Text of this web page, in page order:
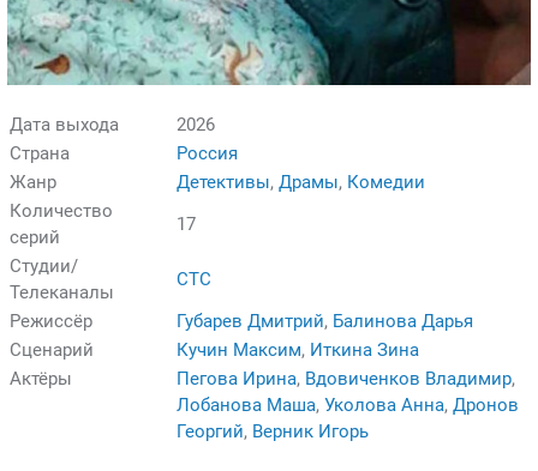
Дата выхода
2026
Страна
Россия
Жанр
Детективы, Драмы, Комедии
Количество
серий
17
Студии/
Телеканалы
СТС
Режиссёр
Губарев Дмитрий, Балинова Дарья
Сценарий
Кучин Максим, Иткина Зина
Актёры
Пегова Ирина, Вдовиченков Владимир,
Лобанова Маша, Уколова Анна, Дронов
Георгий, Верник Игорь